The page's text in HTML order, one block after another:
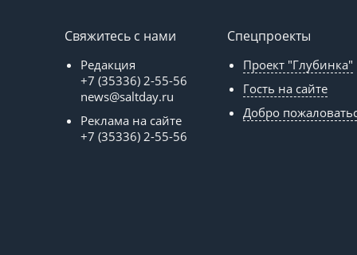
Свяжитесь с нами
Редакция
+7 (35336) 2-55-56
news@saltday.ru
Реклама на сайте
+7 (35336) 2-55-56
Спецпроекты
Проект "Глубинка"
Гость на сайте
Добро